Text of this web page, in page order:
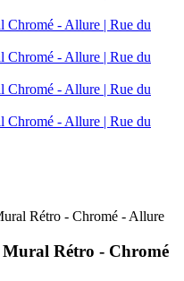
Rétro - Chromé - Allure
Rétro - Chromé